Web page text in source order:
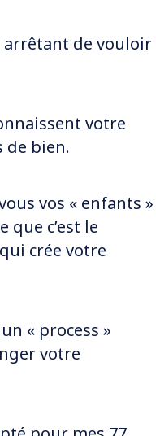
arrêtant de vouloir
votre
de bien.
vos « enfants »
c’est le
crée votre
« process »
votre